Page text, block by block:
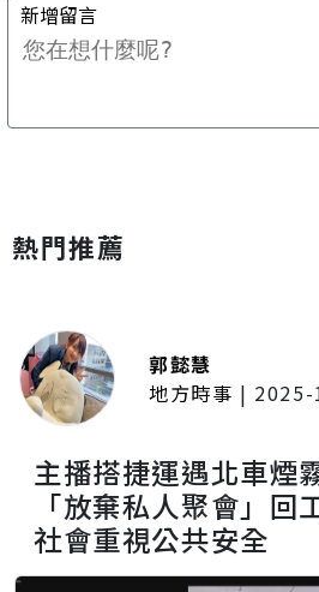
熱門推薦
郭懿慧
地方時事 |
主播搭捷運遇北車煙
「放棄私人聚會」
社會重視公共安全